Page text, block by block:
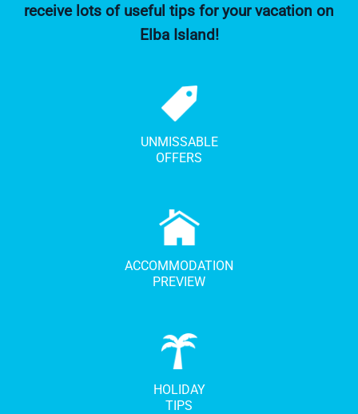
receive lots of useful tips for your vacation on
Elba Island!
UNMISSABLE
OFFERS
ACCOMMODATION
PREVIEW
HOLIDAY
TIPS